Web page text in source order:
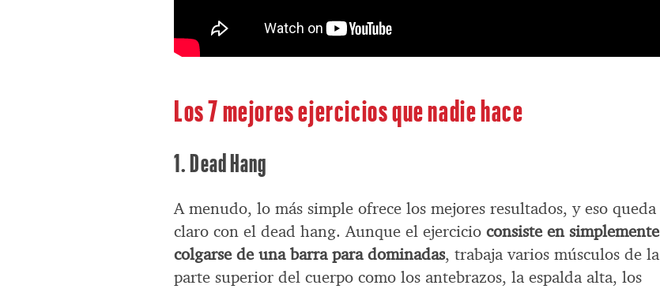
Los 7 mejores ejercicios que nadie hace
1. Dead Hang
A menudo, lo más simple ofrece los mejores resultados, y eso queda
claro con el dead hang. Aunque el ejercicioconsiste en simplemente
colgarse de una barra para dominadas, trabaja varios músculos de la
parte superior del cuerpo como los antebrazos, la espalda alta, los